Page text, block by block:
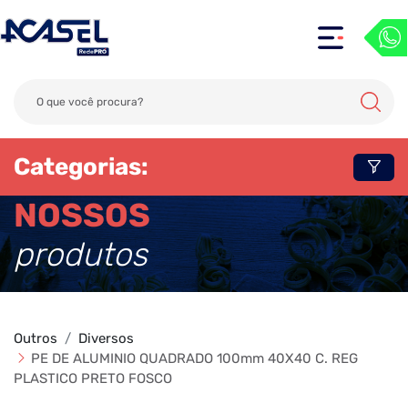
Categorias:
NOSSOS
produtos
Outros
Diversos
PE DE ALUMINIO QUADRADO 100mm 40X40 C. REG
PLASTICO PRETO FOSCO